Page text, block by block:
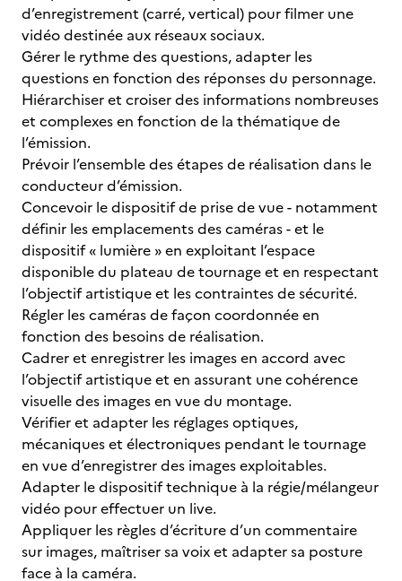
d’enregistrement (carré, vertical) pour filmer une
vidéo destinée aux réseaux sociaux.
Gérer le rythme des questions, adapter les
questions en fonction des réponses du personnage.
Hiérarchiser et croiser des informations nombreuses
et complexes en fonction de la thématique de
l’émission.
Prévoir l’ensemble des étapes de réalisation dans le
conducteur d’émission.
Concevoir le dispositif de prise de vue - notamment
définir les emplacements des caméras - et le
dispositif « lumière » en exploitant l’espace
disponible du plateau de tournage et en respectant
l’objectif artistique et les contraintes de sécurité.
Régler les caméras de façon coordonnée en
fonction des besoins de réalisation.
Cadrer et enregistrer les images en accord avec
l’objectif artistique et en assurant une cohérence
visuelle des images en vue du montage.
Vérifier et adapter les réglages optiques,
mécaniques et électroniques pendant le tournage
en vue d’enregistrer des images exploitables.
Adapter le dispositif technique à la régie/mélangeur
vidéo pour effectuer un live.
Appliquer les règles d’écriture d’un commentaire
sur images, maîtriser sa voix et adapter sa posture
face à la caméra.